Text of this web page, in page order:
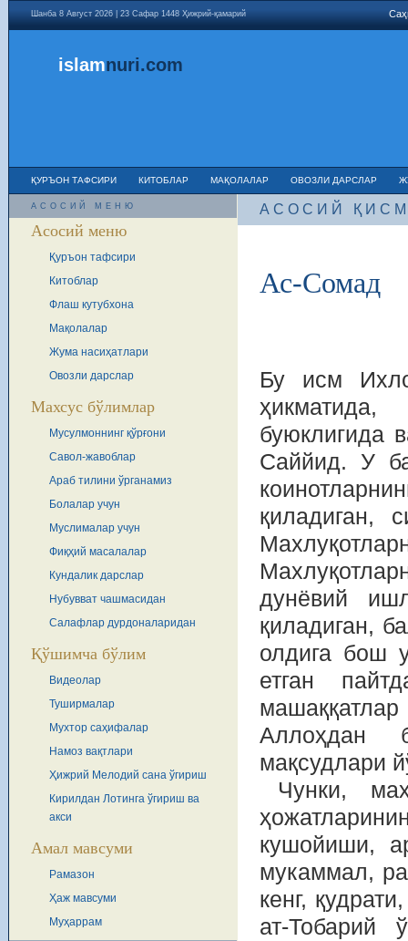
Шанба 8 Август 2026 | 23 Сафар 1448 Ҳижрий-қамарий
islamnuri.com
ҚУРЪОН ТАФСИРИ КИТОБЛАР МАҚОЛАЛАР ОВОЗЛИ ДАРСЛАР
АСОСИЙ МЕНЮ
Асосий меню
Қуръон тафсири
Китоблар
Флаш кутубхона
Мақолалар
Жума насиҳатлари
Овозли дарслар
Махсус бўлимлар
Мусулмоннинг қўрғони
Савол-жавоблар
Араб тилини ўрганамиз
Болалар учун
Муслималар учун
Фиқҳий масалалар
Кундалик дарслар
Нубувват чашмасидан
Салафлар дурдоналаридан
Қўшимча бўлим
Видеолар
Туширмалар
Мухтор саҳифалар
Намоз вақтлари
Ҳижрий Мелодий сана ўгириш
Кирилдан Лотинга ўгириш ва
акси
Амал мавсуми
Рамазон
Ҳаж мавсуми
Муҳаррам
АСОСИЙ
Ас-Сомад
Бу исм
буюклигида
Саййид. У
қиладиган,
дунёвий
қиладиган,
олдига бош
етган
Аллоҳдан
мақсудлари
Чунки,
кушойиши,
мукаммал,
кенг,
ат-Тобарий